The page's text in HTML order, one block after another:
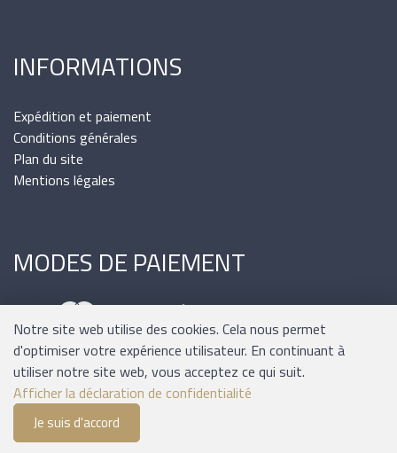
Liste de suivi
INFORMATIONS
Expédition et paiement
Conditions générales
Plan du site
Mentions légales
MODES DE PAIEMENT
Notre site web utilise des cookies. Cela nous permet
d'optimiser votre expérience utilisateur. En continuant à
utiliser notre site web, vous acceptez ce qui suit.
Afficher la déclaration de confidentialité
Je suis d'accord